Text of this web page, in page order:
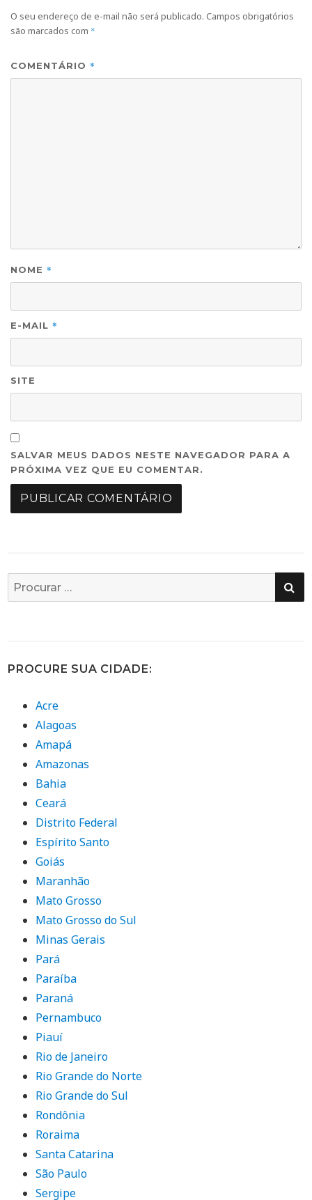
O seu endereço de e-mail não será publicado. Campos obrigatórios
são marcados com *
COMENTÁRIO *
NOME *
E-MAIL *
SITE
SALVAR MEUS DADOS NESTE NAVEGADOR PARA A
PRÓXIMA VEZ QUE EU COMENTAR.
Busca
por:
PROCURE SUA CIDADE:
Acre
Alagoas
Amapá
Amazonas
Bahia
Ceará
Distrito Federal
Espírito Santo
Goiás
Maranhão
Mato Grosso
Mato Grosso do Sul
Minas Gerais
Pará
Paraíba
Paraná
Pernambuco
Piauí
Rio de Janeiro
Rio Grande do Norte
Rio Grande do Sul
Rondônia
Roraima
Santa Catarina
São Paulo
Sergipe